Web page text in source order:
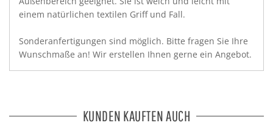
einem natürlichen textilen Griff und Fall.
Sonderanfertigungen sind möglich. Bitte fragen Sie Ihre
Wunschmaße an! Wir erstellen Ihnen gerne ein Angebot.
KUNDEN KAUFTEN AUCH